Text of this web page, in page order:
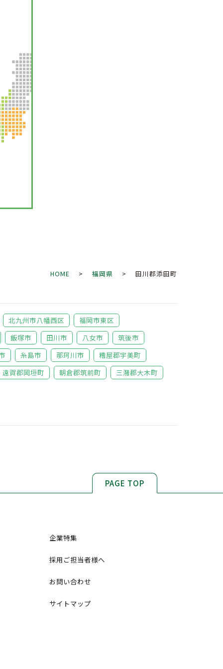
HOME > 福岡県 > 田川郡添田町
北九州市八幡西区
福岡市東区
飯塚市
田川市 八女市
筑後市
糸島市 那珂川市
糟屋郡宇美町
遠賀郡岡垣町
朝倉郡筑前町 三潴郡大木町
PAGE TOP
企業特集
採用ご担当者様へ
お問い合わせ
サイトマップ